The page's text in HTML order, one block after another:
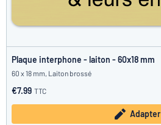
Plaque interphone - laiton - 60x18 mm
60 x 18 mm, Laiton brossé
€7.99 TTC
Adapter